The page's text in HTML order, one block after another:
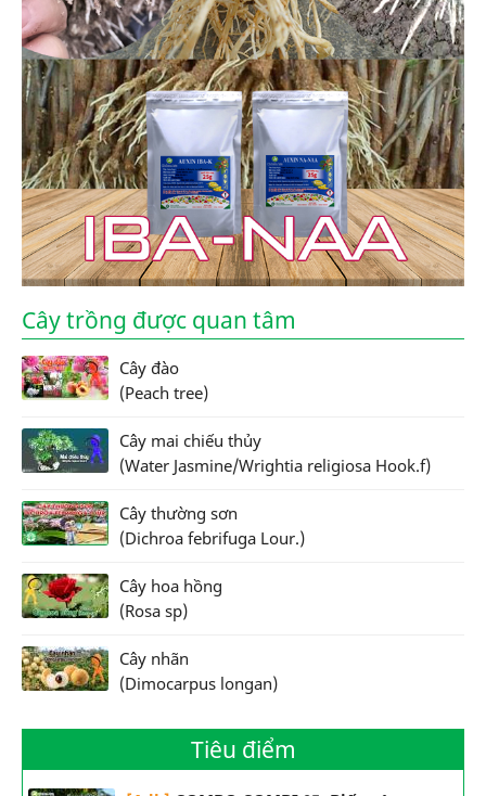
Cây trồng được quan tâm
Cây đào
(Peach tree)
Cây mai chiếu thủy
(Water Jasmine/Wrightia religiosa Hook.f)
Cây thường sơn
(Dichroa febrifuga Lour.)
Cây hoa hồng
(Rosa sp)
Cây nhãn
(Dimocarpus longan)
Tiêu điểm